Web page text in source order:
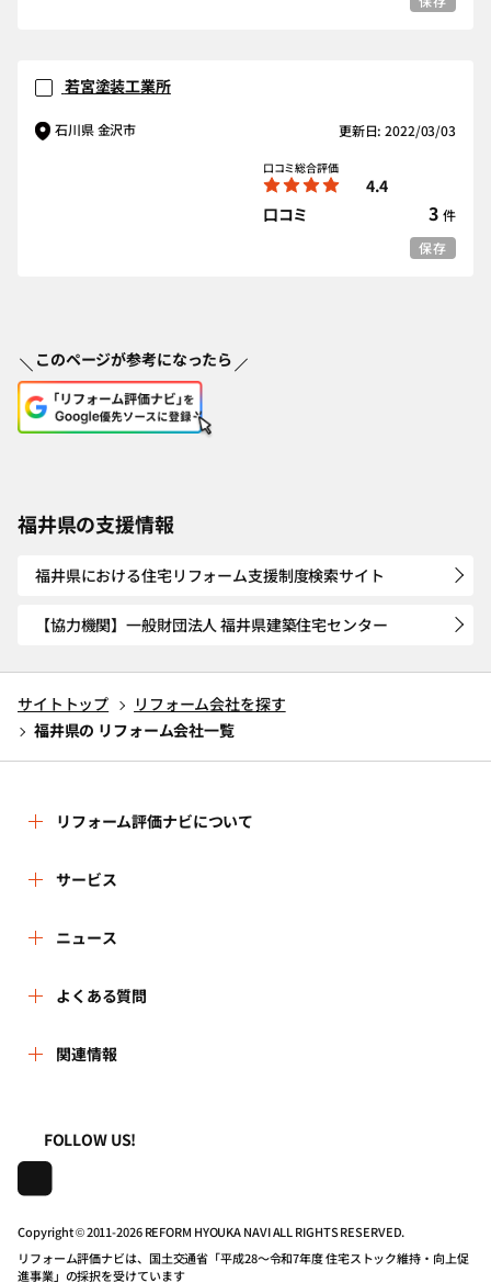
若宮塗装工業所
石川県 金沢市 更新日: 2022/03/03
口コミ総合評価
4.4
口コミ
3 件
保存
このページが参考になったら
福井県の支援情報
福井県における住宅リフォーム支援制度検索サイト
【協力機関】一般財団法人 福井県建築住宅センター
サイトトップ
リフォーム会社を探す
福井県の リフォーム会社一覧
リフォーム評価ナビについて
リフォーム評価ナビとは
運営体制
はじめての方へ
事務局へのお問い合せ
リフォーム会社一覧
住宅関連機関リンク集
サービス
リフォーム会社を探す
リフォーム事例を見る
リフォームを相談する
動画で学べるリフォームの基礎知識
マイページの活用
ニュース
新着情報
講習会・セミナー
よくある質問
よくある質問
プライバシーポリシー
動作推奨環境について
関連情報
株式会社日本建築住宅センター
FOLLOW US!
Copyright © 2011-2026 REFORM HYOUKA NAVI ALL RIGHTS RESERVED.
リフォーム評価ナビは、国土交通省「平成28～令和7年度 住宅ストック維持・向上促
進事業」の採択を受けています